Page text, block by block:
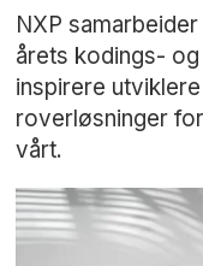
NXP
årets kodings-
inspirere
roverløsninger
vårt.